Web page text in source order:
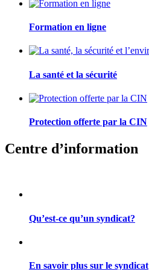
Formation en ligne
La santé et la sécurité
Protection offerte par la CIN
Centre d’information
Qu’est-ce qu’un syndicat?
En savoir plus sur le syndicat